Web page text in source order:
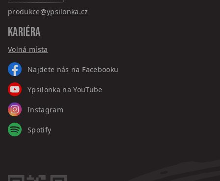
produkce@ypsilonka.cz
KARIÉRA
Volná místa
Najdete nás na Facebooku
Ypsilonka na YouTube
Instagram
Spotify